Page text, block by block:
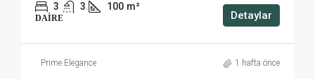
3 3 100 m²
DAIRE Detaylar
Prime Elegance 1 hafta önce